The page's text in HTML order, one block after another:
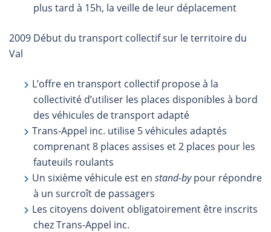
plus tard à 15h, la veille de leur déplacement
2009 Début du transport collectif sur le territoire du
Val
L’offre en transport collectif propose à la
collectivité d’utiliser les places disponibles à bord
des véhicules de transport adapté
Trans-Appel inc. utilise 5 véhicules adaptés
comprenant 8 places assises et 2 places pour les
fauteuils roulants
Un sixième véhicule est en stand-bypour répondre
à un surcroît de passagers
Les citoyens doivent obligatoirement être inscrits
chez Trans-Appel inc.